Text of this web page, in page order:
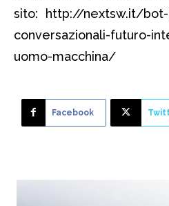
sito: http://nextsw.it/
conversazionali-futuro-
uomo-macchina/
Facebook